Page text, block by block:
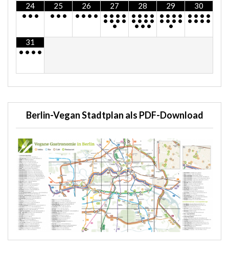
24
• • •
25
• • •
26
• • • •
27
• • • •
• • • •
•
28
• • • •
• • • •
•••
29
• • • •
• • • •
•
30
• • • •
• • • •
31
• • • •
Berlin-Vegan Stadtplan als PDF-Download